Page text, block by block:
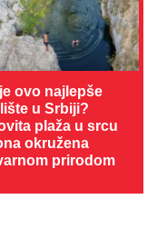
ovo najlepše
u Srbiji?
plaža u srcu
okružena
prirodom